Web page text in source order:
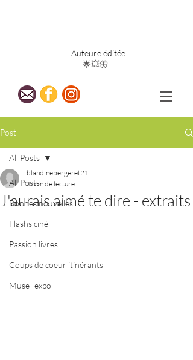
Auteure éditée
🌟💥🦋
Post
All Posts
Bonnes nouvelles...!
Flashs ciné
Passion livres
Coups de coeur itinérants
Muse -expo
All Posts
J'aurais aimé te dire - extraits
blandinebergeret21
1 min de lecture